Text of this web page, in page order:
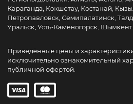
Караганда, Кокшетау, Костанай,
Петропавловск, Семипалатинск,
Уральск, Усть-Каменогорск, Шымкент.
Приведённые цены и
исключительно ознакомительный
публичной офертой.